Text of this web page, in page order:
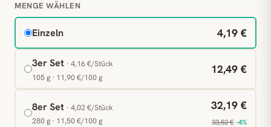
MENGE WÄHLEN
Einzeln 4,19 €
3er Set · 4,16 €/Stück
105 g · 11,90 €/100 g
12,49 €
8er Set · 4,02 €/Stück
280 g · 11,50 €/100 g
32,19 €
33,52 € -4%